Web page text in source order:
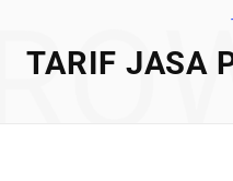
TARIF JASA